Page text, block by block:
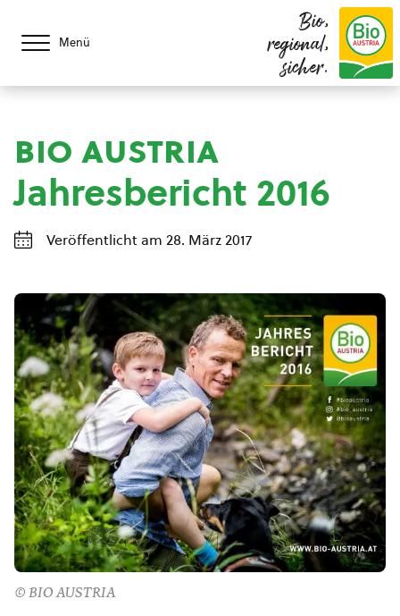
Menü
Bio,
regional,
sicher.
bio austria
Jahresbericht 2016
Veröffentlicht am 28. März 2017
© BIO AUSTRIA